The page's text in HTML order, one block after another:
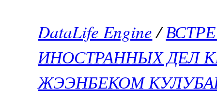
DataLife Engine/
ИНОСТРАННЫХ ДЕЛ
ЖЭЭНБЕКОМ